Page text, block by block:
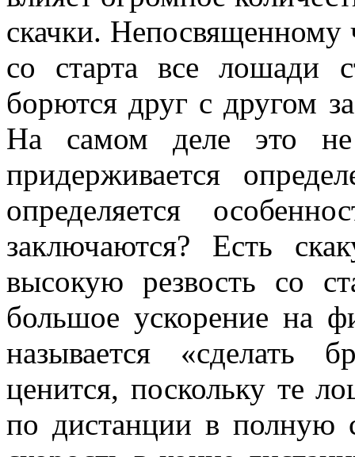
скачки. Непосвященному
со старта все лошади
борются друг с другом
На самом деле это
придерживается
определяется
заключаются? Есть
высокую резвость со
большое ускорение на
называется «сделать
ценится, поскольку те
по дистанции в полную